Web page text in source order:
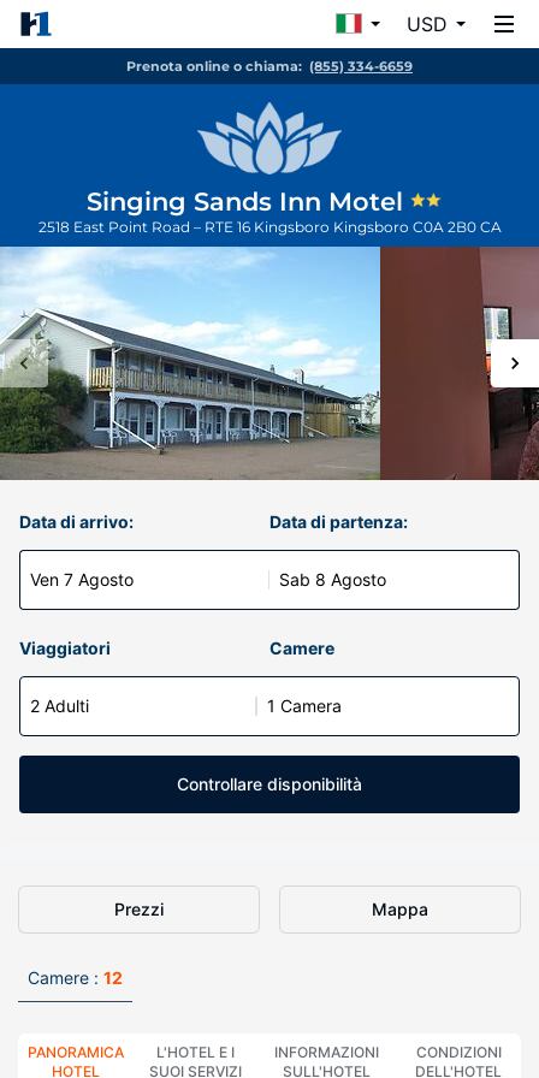
USD
Prenota online o chiama: (855) 334-6659
Singing Sands Inn Motel
2518 East Point Road – RTE 16 Kingsboro Kingsboro C0A 2B0 CA
Data di arrivo:
Ven 7 Agosto
Data di partenza:
Sab 8 Agosto
Viaggiatori Camere
2 Adulti 1 Camera
Controllare disponibilità
Prezzi Mappa
Camere : 12
PANORAMICA
HOTEL
L'HOTEL E I
SUOI SERVIZI
INFORMAZIONI
SULL'HOTEL
CONDIZIONI
DELL'HOTEL